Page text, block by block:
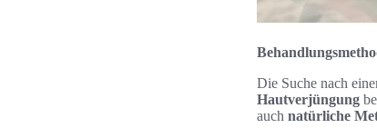
Die Suche nach
Hautverjüngung
auch natürliche